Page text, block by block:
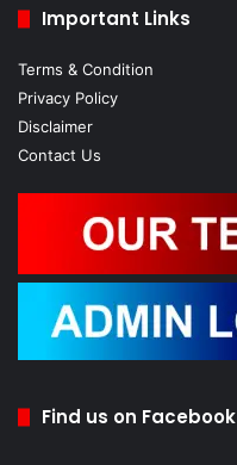
Important Links
Terms & Condition
Privacy Policy
Disclaimer
Contact Us
Find us on Facebook